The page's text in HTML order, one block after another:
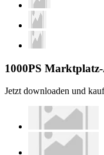
1000PS
Jetzt downloaden und